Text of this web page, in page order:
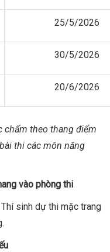
25/5/2026
30/5/2026
20/6/2026
chấm theo thang điểm
thi các môn năng
vào phòng thi
sinh dự thi mặc trang